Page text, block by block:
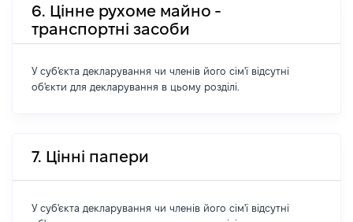
6. Цінне рухоме майно -
транспортні засоби
У суб'єкта декларування чи членів його сім'ї відсутні
об'єкти для декларування в цьому розділі.
7. Цінні папери
У суб'єкта декларування чи членів його сім'ї відсутні